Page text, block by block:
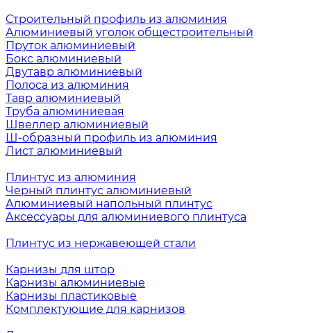
Строительный профиль из алюминия
Алюминиевый уголок общестроительный
Пруток алюминиевый
Бокс алюминиевый
Двутавр алюминиевый
Полоса из алюминия
Тавр алюминиевый
Труба алюминиевая
Швеллер алюминиевый
Ш-образный профиль из алюминия
Лист алюминиевый
Плинтус из алюминия
Черный плинтус алюминиевый
Алюминиевый напольный плинтус
Аксессуары для алюминиевого плинтуса
Плинтус из нержавеющей стали
Карнизы для штор
Карнизы алюминиевые
Карнизы пластиковые
Комплектующие для карнизов